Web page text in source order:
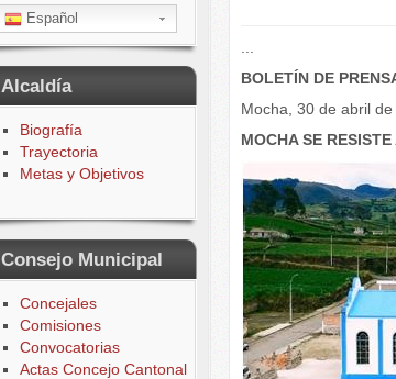
Español
Alcaldía
Biografía
Trayectoria
Metas y Objetivos
Consejo Municipal
Concejales
Comisiones
Convocatorias
Actas Concejo Cantonal
BOLETÍN DE
Mocha, 30 de abril
MOCHA SE